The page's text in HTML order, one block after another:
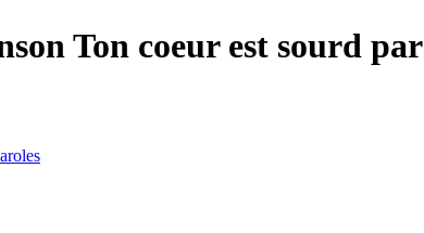
Ton coeur est sourd par